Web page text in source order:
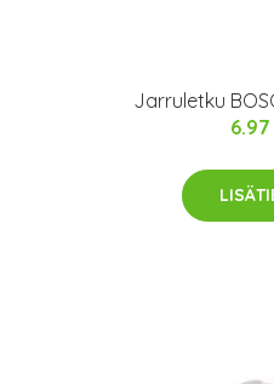
Jarruletku
6.97